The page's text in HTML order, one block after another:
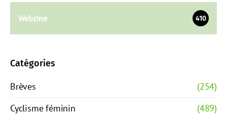
Webzine 410
Catégories
Brèves
(254)
Cyclisme féminin
(489)